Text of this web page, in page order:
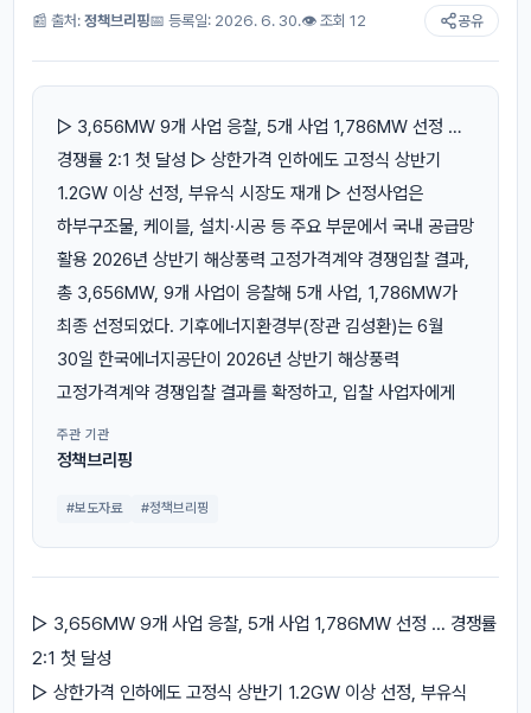
📰 출처: 정책브리핑📅 등록일: 2026. 6. 30.👁 조회 12 공유
▷ 3,656MW 9개 사업 응찰, 5개 사업 1,786MW 선정 …
경쟁률 2:1 첫 달성 ▷ 상한가격 인하에도 고정식 상반기
1.2GW 이상 선정, 부유식 시장도 재개 ▷ 선정사업은
하부구조물, 케이블, 설치·시공 등 주요 부문에서 국내 공급망
활용 2026년 상반기 해상풍력 고정가격계약 경쟁입찰 결과,
총 3,656MW, 9개 사업이 응찰해 5개 사업, 1,786MW가
최종 선정되었다. 기후에너지환경부(장관 김성환)는 6월
30일 한국에너지공단이 2026년 상반기 해상풍력
고정가격계약 경쟁입찰 결과를 확정하고, 입찰 사업자에게
주관 기관
정책브리핑
#보도자료 #정책브리핑
▷ 3,656MW 9개 사업 응찰, 5개 사업 1,786MW 선정 … 경쟁률
2:1 첫 달성
▷ 상한가격 인하에도 고정식 상반기 1.2GW 이상 선정, 부유식